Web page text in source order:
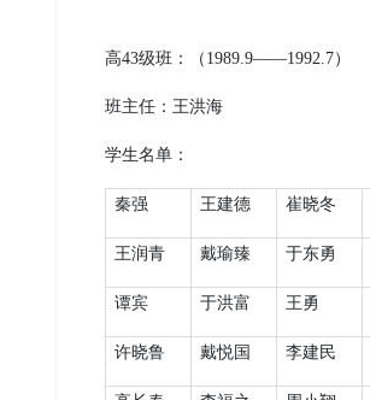
高43级班：（ 1989.9——1992.7）
班主任：王洪海
学生名单：
秦强 王建德 崔晓冬
王润青 戴瑜臻 于东勇
谭宾 于洪富 王勇
许晓鲁 戴悦国 李建民